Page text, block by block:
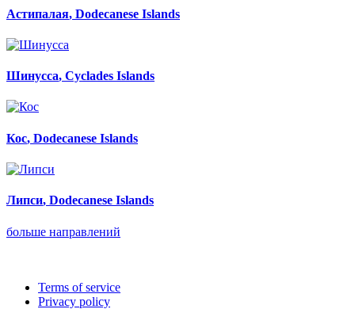
Астипалая, Dodecanese Islands
Шинусса, Cyclades Islands
Кос, Dodecanese Islands
Липси, Dodecanese Islands
больше направлений
Terms of service
Privacy policy